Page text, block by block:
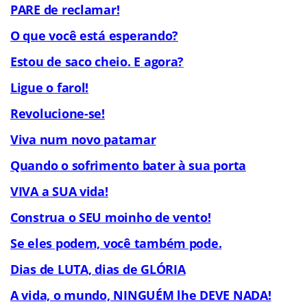
PARE de reclamar!
O que você está esperando?
Estou de saco cheio. E agora?
Ligue o farol!
Revolucione-se!
Viva num novo patamar
Quando o sofrimento bater à sua porta
VIVA a SUA vida!
Construa o SEU moinho de vento!
Se eles podem, você também pode.
Dias de LUTA, dias de GLÓRIA
A vida, o mundo, NINGUÉM lhe DEVE NADA!